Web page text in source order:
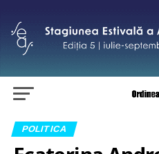
POLITICA